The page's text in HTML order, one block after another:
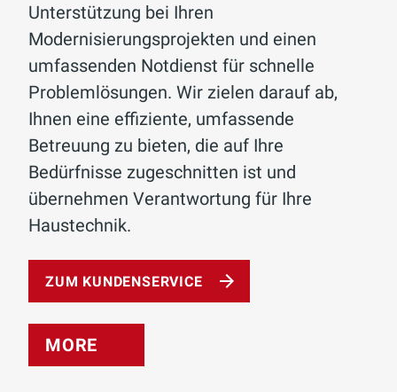
Unterstützung bei Ihren
Modernisierungsprojekten und einen
umfassenden Notdienst für schnelle
Problemlösungen. Wir zielen darauf ab,
Ihnen eine effiziente, umfassende
Betreuung zu bieten, die auf Ihre
Bedürfnisse zugeschnitten ist und
übernehmen Verantwortung für Ihre
Haustechnik.
ZUM KUNDENSERVICE
MORE